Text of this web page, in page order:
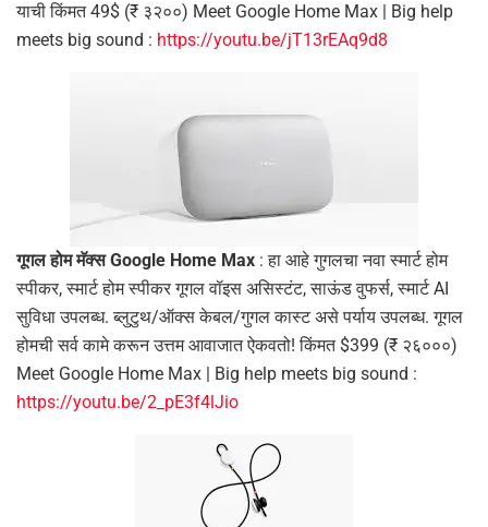
याची किंमत 49$ (₹ ३२००) Meet Google Home Max | Big help
meets big sound : https://youtu.be/jT13rEAq9d8
गूगल होम मॅक्स Google Home Max : हा आहे गुगलचा नवा स्मार्ट होम
स्पीकर, स्मार्ट होम स्पीकर गूगल वॉइस असिस्टंट, साऊंड वुफर्स, स्मार्ट AI
सुविधा उपलब्ध. ब्लुटुथ/ऑक्स केबल/गुगल कास्ट असे पर्याय उपलब्ध. गूगल
होमची सर्व कामे करून उत्तम आवाजात ऐकवतो! किंमत $399 (₹ २६०००)
Meet Google Home Max | Big help meets big sound :
https://youtu.be/2_pE3f4lJio